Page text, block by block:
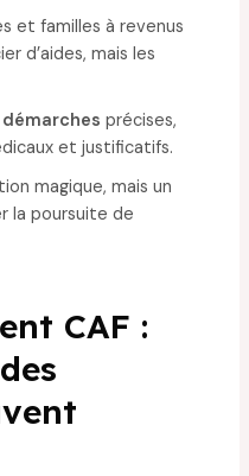
et familles à revenus
d’aides, mais les
démarches précises,
et justificatifs.
magique, mais un
la poursuite de
CAF :